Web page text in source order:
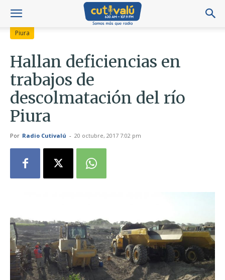
Piura
Hallan deficiencias en
trabajos de
descolmatación del río
Piura
Por Radio Cutivalú - 20 octubre, 2017 7:02 pm